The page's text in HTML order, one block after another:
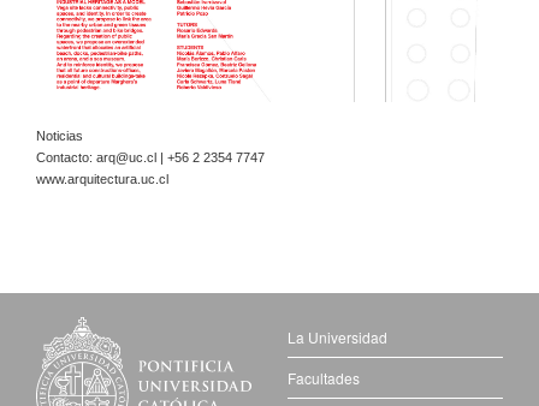
Noticias
Contacto: arq@uc.cl | +56 2 2354 7747
www.arquitectura.uc.cl
La Universidad
Facultades